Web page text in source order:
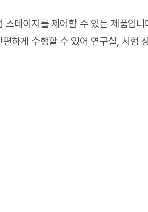
테이지를 제어할 수 있는 제품입니
하게 수행할 수 있어 연구실, 시험